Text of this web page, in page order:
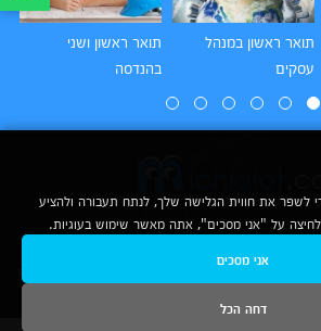
תואר ראשון במנהל
עסקים
תואר ראשון ושני
בהנדסה
בע"מ | מכללות|
לשפר את חווית הגלישה שלך, לנתח תעבורה ולהציע
על "אני מסכים", אתה מאשר שימוש בעוגיות.
אני מסכים
דחה הכל